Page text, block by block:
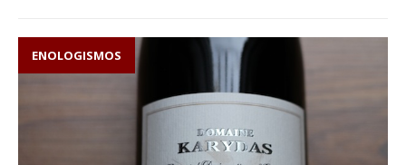
ENOLOGISMOS